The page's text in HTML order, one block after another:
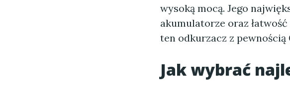
wysoką mocą. Jego
akumulatorze oraz
ten odkurzacz z pewnością
Jak wybrać